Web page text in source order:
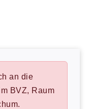
an die
BVZ, Raum